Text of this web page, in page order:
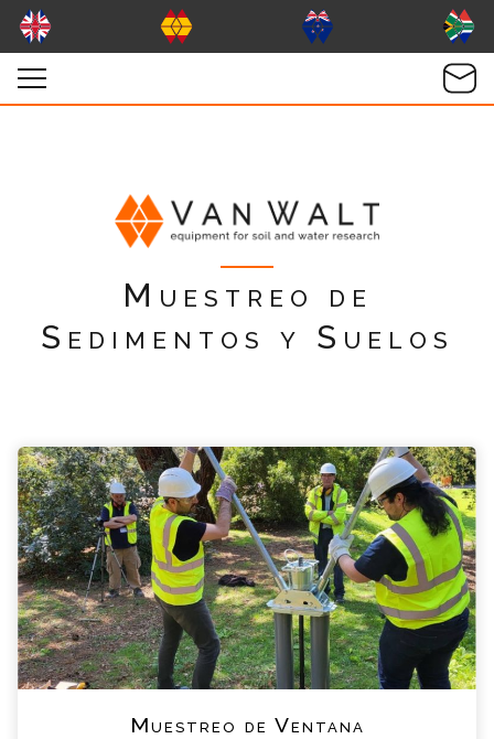
Muestreo de
Sedimentos y Suelos
Muestreo de Ventana
Muestreo de Ventana Consulta
Por favor completa el formulario, un miembro
de nuestro equipo contactara contigo en
breve
Nombre
Email
*